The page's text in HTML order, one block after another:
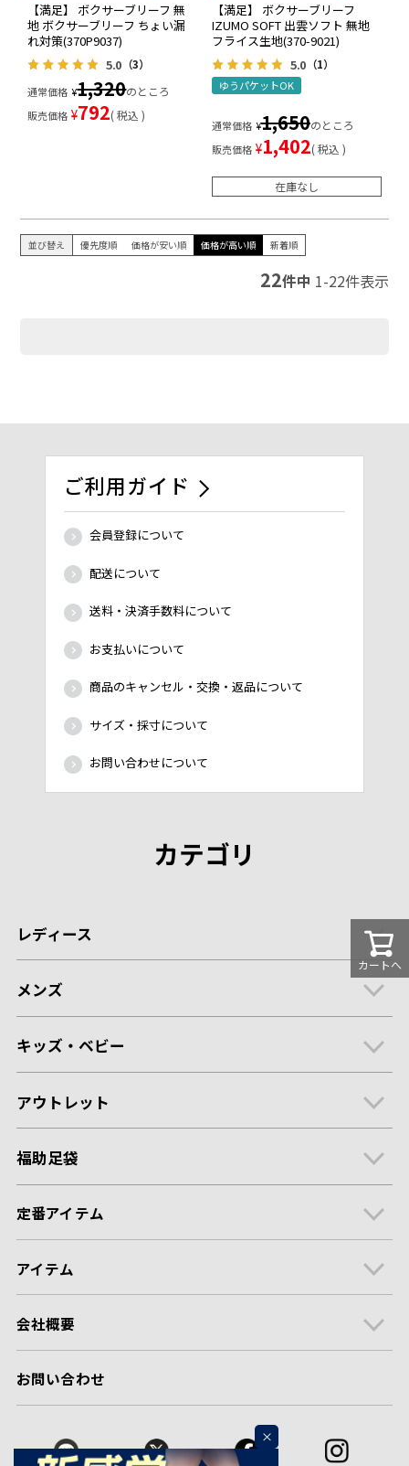
【満足】 ボクサーブリーフ 無
地 ボクサーブリーフ ちょい漏
れ対策(370P9037)
5.0 （3）
通常価格 ¥1,320のところ
販売価格 ¥792 税込
【満足】 ボクサーブリーフ
IZUMO SOFT 出雲ソフト 無地
フライス生地(370-9021)
5.0 （1）
ゆうパケットOK
通常価格 ¥1,650のところ
販売価格 ¥1,402 税込
在庫なし
並び替え 優先度順 価格が安い順 価格が高い順 新着順
22件中 1-22件表示
カートへ
ご利用ガイド
会員登録について
配送について
送料・決済手数料について
お支払いについて
商品のキャンセル・交換・返品について
サイズ・採寸について
お問い合わせについて
カテゴリ
レディース
メンズ
キッズ・ベビー
アウトレット
福助足袋
定番アイテム
アイテム
会社概要
お問い合わせ
×